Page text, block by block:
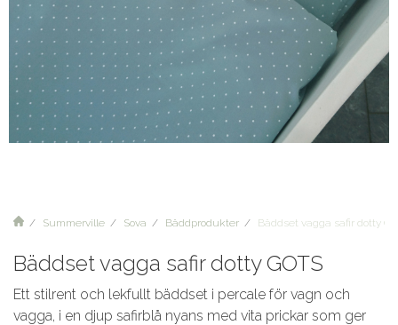
Summerville Sova Bäddprodukter Bäddset vagga safir dotty
Bäddset vagga safir dotty GOTS
Ett stilrent och lekfullt bäddset i percale för vagn och
vagga, i en djup safirblå nyans med vita prickar som ger